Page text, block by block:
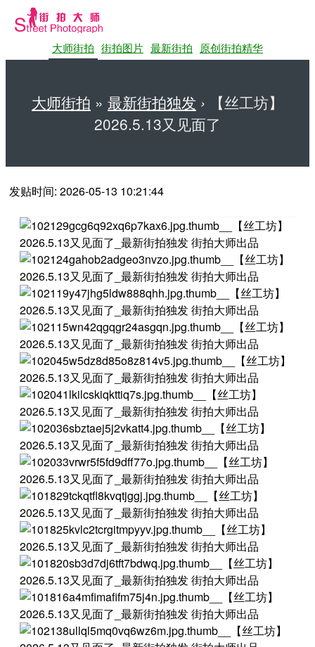
大师街拍 街拍图片 最新街拍 原创街拍精华
大师街拍 » 最新街拍独发 ›
【丝工坊】
2026.5.13又见面了
发贴时间: 2026-05-13 10:21:44